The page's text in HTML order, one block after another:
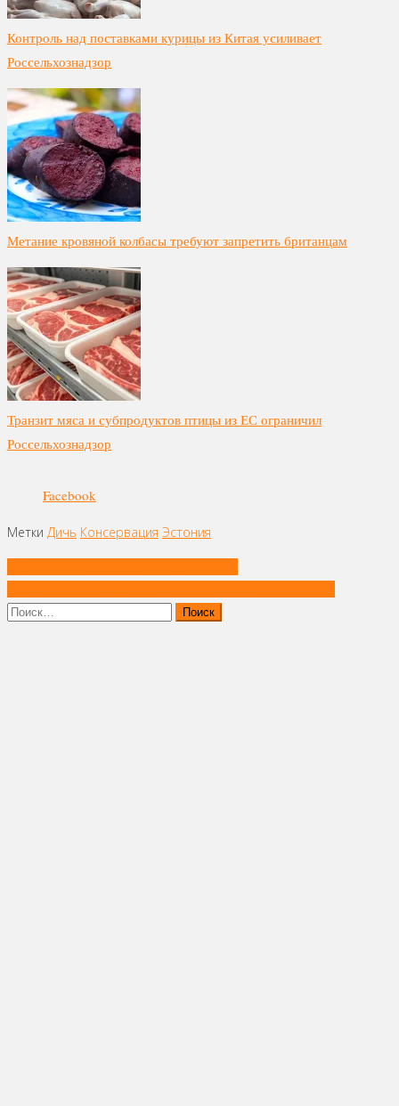
Контроль над поставками курицы из Китая усиливает
Россельхознадзор
Метание кровяной колбасы требуют запретить британцам
Транзит мяса и субпродуктов птицы из ЕС ограничил
Россельхознадзор
Facebook
Метки Дичь Консервация Эстония
записям
Найти: